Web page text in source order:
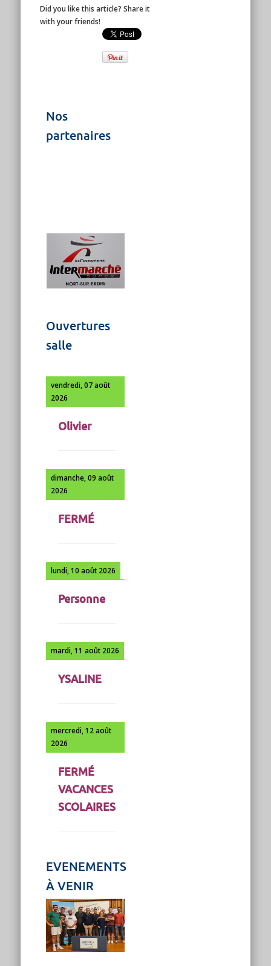
Did you like this article? Share it
with your friends!
Nos
partenaires
Ouvertures
salle
vendredi, 07 août
2026
Olivier
dimanche, 09 août
2026
FERMÉ
lundi, 10 août 2026
Personne
mardi, 11 août 2026
YSALINE
mercredi, 12 août
2026
FERMÉ
VACANCES
SCOLAIRES
EVENEMENTS
À VENIR